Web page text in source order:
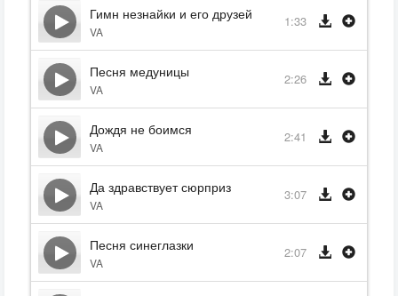
Гимн незнайки и его друзей
VA
1:33
Песня медуницы
VA
2:26
Дождя не боимся
VA
2:41
Да здравствует сюрприз
VA
3:07
Песня синеглазки
VA
2:07